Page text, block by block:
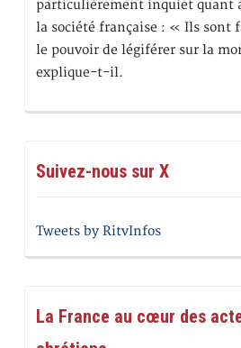
particulièrement inquiet quant
la société française : « Ils sont
le pouvoir de légiférer sur la
explique-t-il.
Suivez-nous sur X
Tweets by RitvInfos
La France au cœur des